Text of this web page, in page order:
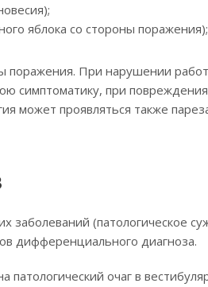
яблока со стороны поражения);
поражения. При нарушении
симптоматику, при
может проявляться также
заболеваний (патологическое
дифференциального диагноза.
очаг в